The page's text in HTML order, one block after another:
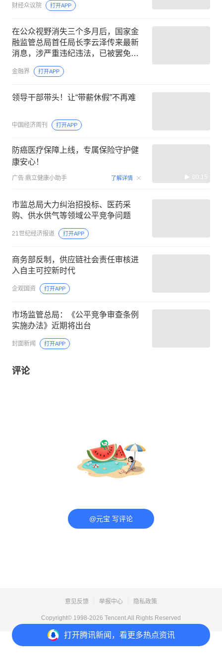
打开腾讯新闻，看更多热点资讯
财经众议院 打开APP
在公众视野消失三个多月后，国家金
融监管总局首任局长李云泽传来最新
消息，涉严重违纪违法，已被罢免全
国人大代表，曾是首位“70后”正部级领
导
金融界 打开APP
领导干部带头！让“带薪休假”不再难
中国经济周刊 打开APP
防癌医疗保障上线，专属保险守护健
康安心！
广告 鼎立健康小助手 了解详情 00:15
市监总局大力纠治招投标、医药采
购、供水供气等领域公平竞争问题
21世纪经济报道 打开APP
商务部反制，供应链社会责任审核进
入自主可控新时代
企观国资 打开APP
市场监管总局：《公平竞争审查条例
实施办法》近期将出台
封面新闻 打开APP
评论
@元宝 写评论
意见反馈 举报中心 隐私政策
Copyright© 1998-2026 Tencent.All Rights Reserved